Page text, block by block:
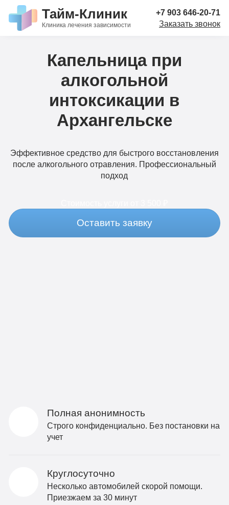
Тайм-Клиник
Клиника лечения зависимости
+7 903 646-20-71
Заказать звонок
Капельница при
алкогольной
интоксикации в
Архангельске
Эффективное средство для быстрого восстановления
после алкогольного отравления. Профессиональный
подход
Оставить заявку
Полная анонимность
Строго конфиденциально. Без постановки на
учет
Круглосуточно
Несколько автомобилей скорой помощи.
Приезжаем за 30 минут